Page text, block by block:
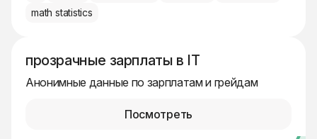
math statistics
прозрачные зарплаты в IT
Анонимные данные по зарплатам и грейдам
Посмотреть